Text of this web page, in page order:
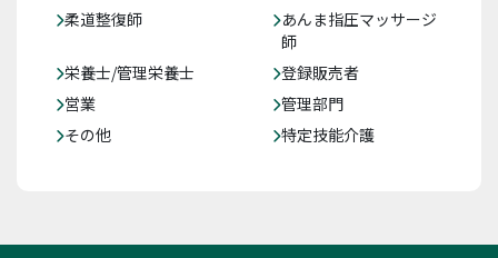
柔道整復師
あんま指圧マッサージ
師
栄養士/管理栄養士
登録販売者
営業
管理部門
その他
特定技能介護